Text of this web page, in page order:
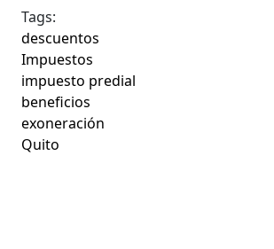
Tags:
descuentos
Impuestos
impuesto predial
beneficios
exoneración
Quito